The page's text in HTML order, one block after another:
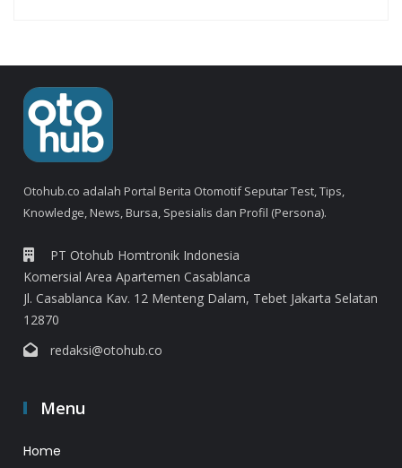
Otohub.co adalah Portal Berita Otomotif Seputar Test, Tips,
Knowledge, News, Bursa, Spesialis dan Profil (Persona).
PT Otohub Homtronik Indonesia
Komersial Area Apartemen Casablanca
Jl. Casablanca Kav. 12 Menteng Dalam, Tebet Jakarta Selatan
12870
redaksi@otohub.co
Menu
Home